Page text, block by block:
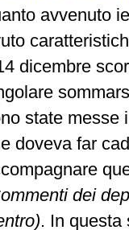
avvenuto
dicembre
state messe
doveva far
dei
. In questa